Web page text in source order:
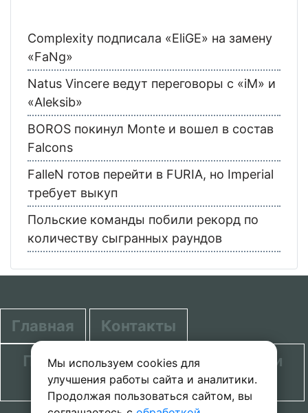
Мы используем cookies для
улучшения работы сайта и аналитики.
Продолжая пользоваться сайтом, вы
Complexity подписала «EliGE» на замену
«FaNg»
Natus Vincere ведут переговоры с «iM» и
«Aleksib»
BOROS покинул Monte и вошел в состав
Falcons
FalleN готов перейти в FURIA, но Imperial
требует выкуп
Польские команды побили рекорд по
количеству сыгранных раундов
Главная
Контакты
Политика в отношении обработки
персональных данных